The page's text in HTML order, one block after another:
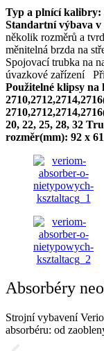
Typ a plnící kalibry:
Standartní výbava v
několik rozměrů a
měnitelná brzda na
Spojovací trubka na
úvazkové zařízení
Použitelné klipsy na
20, 22, 25, 28, 32
rozměr(mm): 92 x
Absorbéry
Strojní vybavení
absorbéru: od